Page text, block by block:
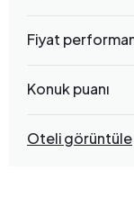
Fiyat
Konuk puanı
Oteli görüntüle